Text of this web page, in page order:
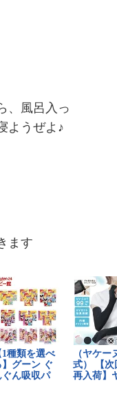
、風呂入っ
ようぜよ♪
ます